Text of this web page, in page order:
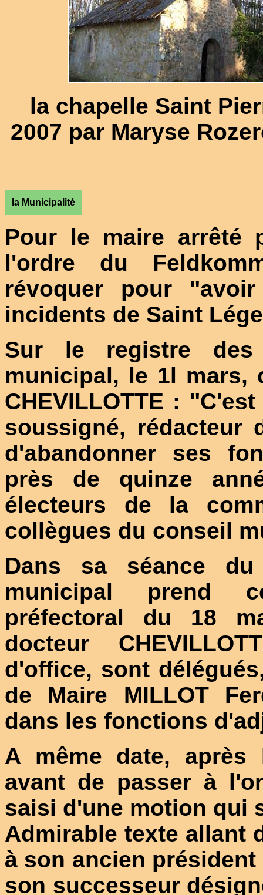
la chapelle Saint
2007 par Maryse
la Municipalité
Pour le maire arrêté
l'ordre du
révoquer pour
incidents de Saint
Sur le registre des
municipal, le 1l mars,
CHEVILLOTTE :
soussigné, rédacteur
d'abandonner ses
près de quinze
électeurs de la
collègues du conseil
Dans sa séance
municipal prend
préfectoral du 18
docteur
d'office, sont
de Maire MILLOT
dans les fonctions
A même date,
avant de passer à
saisi d'une motion qui
Admirable texte allant
à son ancien
son successeur